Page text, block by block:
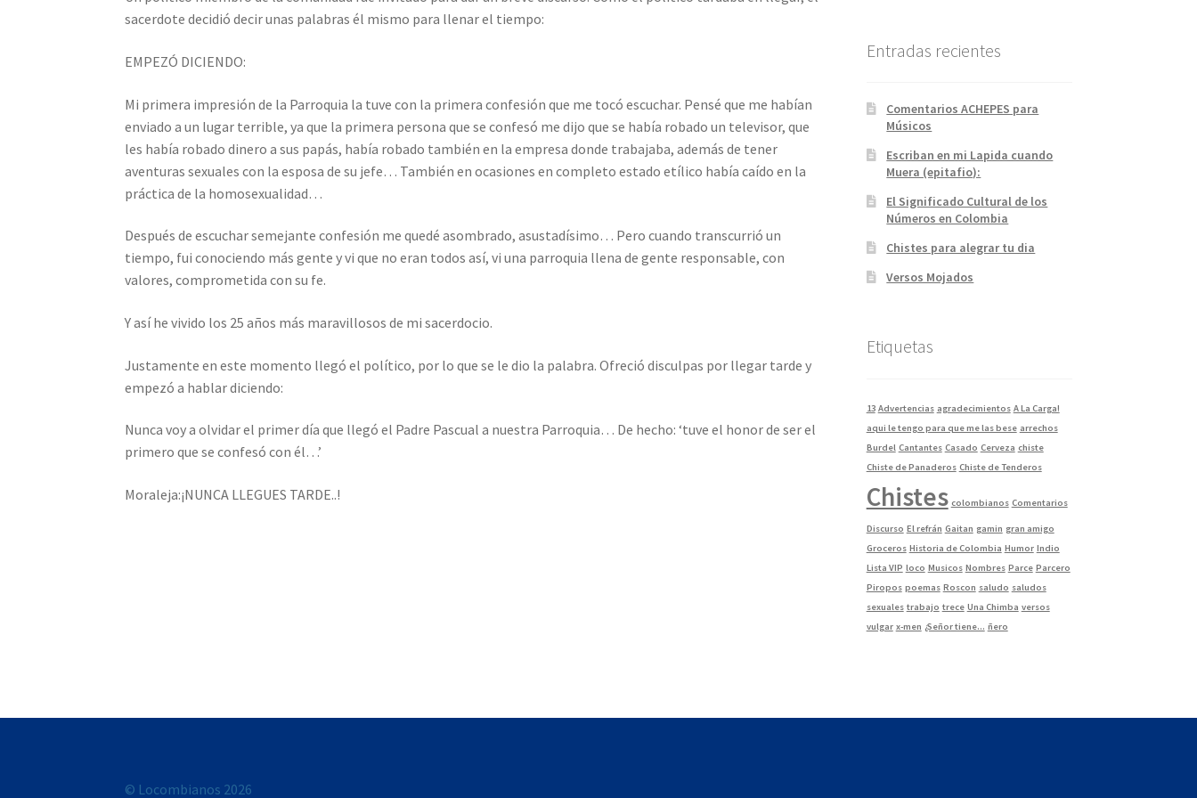
sacerdote decidió decir unas palabras él mismo para llenar el tiempo:
EMPEZÓ DICIENDO:
Mi primera impresión de la Parroquia la tuve con la primera confesión que me tocó escuchar. Pensé que me habían
enviado a un lugar terrible, ya que la primera persona que se confesó me dijo que se había robado un televisor, que
les había robado dinero a sus papás, había robado también en la empresa donde trabajaba, además de tener
aventuras sexuales con la esposa de su jefe… También en ocasiones en completo estado etílico había caído en la
práctica de la homosexualidad…
Después de escuchar semejante confesión me quedé asombrado, asustadísimo… Pero cuando transcurrió un
tiempo, fui conociendo más gente y vi que no eran todos así, vi una parroquia llena de gente responsable, con
valores, comprometida con su fe.
Y así he vivido los 25 años más maravillosos de mi sacerdocio.
Justamente en este momento llegó el político, por lo que se le dio la palabra. Ofreció disculpas por llegar tarde y
empezó a hablar diciendo:
Nunca voy a olvidar el primer día que llegó el Padre Pascual a nuestra Parroquia… De hecho: ‘tuve el honor de ser el
primero que se confesó con él…’
Moraleja:¡NUNCA LLEGUES TARDE..!
Entradas recientes
Comentarios ACHEPES para
Músicos
Escriban en mi Lapida cuando
Muera (epitafio):
El Significado Cultural de los
Números en Colombia
Chistes para alegrar tu dia
Versos Mojados
Etiquetas
13 Advertencias agradecimientos A La Carga!
aqui le tengo para que me las bese arrechos
Burdel Cantantes Casado Cerveza chiste
Chiste de Panaderos Chiste de Tenderos
Chistes colombianos Comentarios
Discurso El refrán Gaitan gamin gran amigo
Groceros Historia de Colombia Humor Indio
Lista VIP loco Musicos Nombres Parce Parcero
Piropos poemas Roscon saludo saludos
sexuales trabajo trece Una Chimba versos
vulgar x-men ¿Señor tiene... ñero
© Locombianos 2026